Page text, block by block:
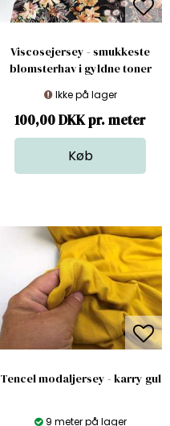
Viscosejersey - smukkeste
blomsterhav i gyldne toner
Ikke på lager
100,00 DKK pr. meter
Tencel modaljersey - karry gul
9 meter på lager